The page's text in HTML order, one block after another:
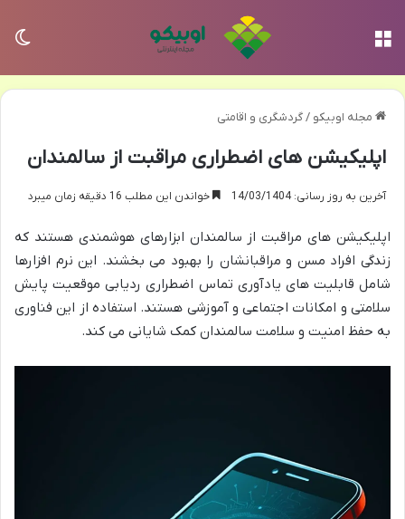
مجله اوبیکو /گردشگری و اقامتی
اپلیکیشن های اضطراری مراقبت از سالمندان
آخرین به روز رسانی: 14/03/1404 خواندن این مطلب 16 دقیقه زمان میبرد
اپلیکیشن های مراقبت از سالمندان ابزارهای هوشمندی هستند که
زندگی افراد مسن و مراقبانشان را بهبود می بخشند. این نرم افزارها
شامل قابلیت های یادآوری تماس اضطراری ردیابی موقعیت پایش
سلامتی و امکانات اجتماعی و آموزشی هستند. استفاده از این فناوری
به حفظ امنیت و سلامت سالمندان کمک شایانی می کند.